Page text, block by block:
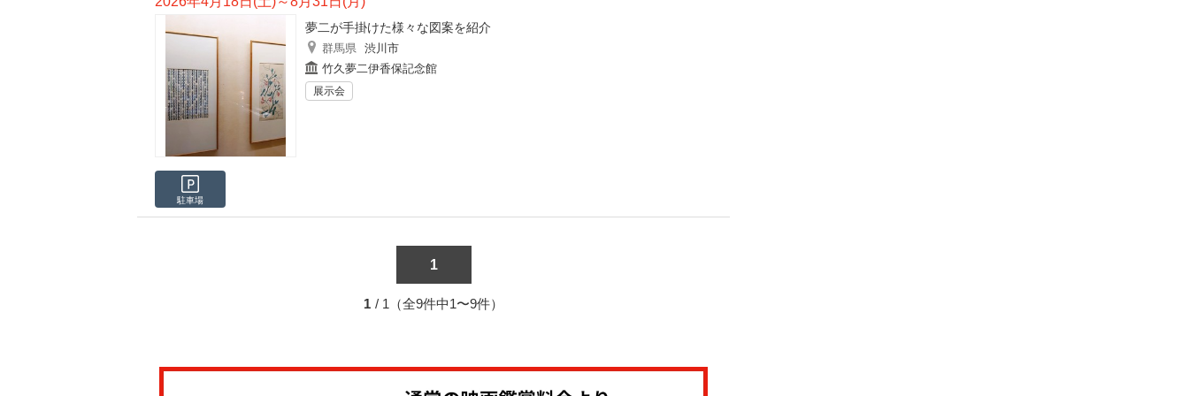
夢二が手掛けた様々な図案を紹介
群馬県 渋川市
竹久夢二伊香保記念館
展示会
駐車場
1
1 / 1（全9件中1〜9件）